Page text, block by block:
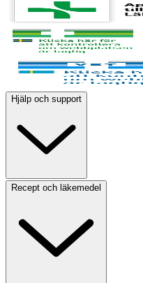
Hjälp och support
Recept och läkemedel